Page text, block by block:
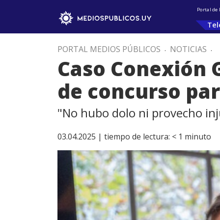
Portal de
PORTAL MEDIOS PÚBLICOS . NOTICIAS .
Caso Conexión
de concurso
"No hubo dolo ni provecho
03.04.2025 | tiempo de lectura: < 1 minuto